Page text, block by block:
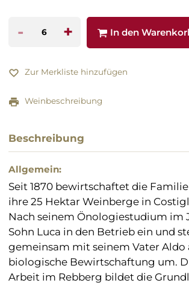
- + In den
Zur Merkliste hinzufügen
Weinbeschreibung
Beschreibung
Allgemein:
Seit 1870 bewirtschaftet die
ihre 25 Hektar Weinberge in
Nach seinem Önologiestudium im
Sohn Luca in den Betrieb ein und
gemeinsam mit seinem Vater Aldo
biologische Bewirtschaftung um.
Arbeit im Rebberg bildet die